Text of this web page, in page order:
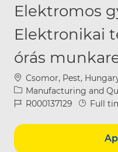
Elektromos
Elektronikai
órás
Location
Csomor, Pest,
Category
Manufacturing and
Job IdR000137129 Job Type
Full